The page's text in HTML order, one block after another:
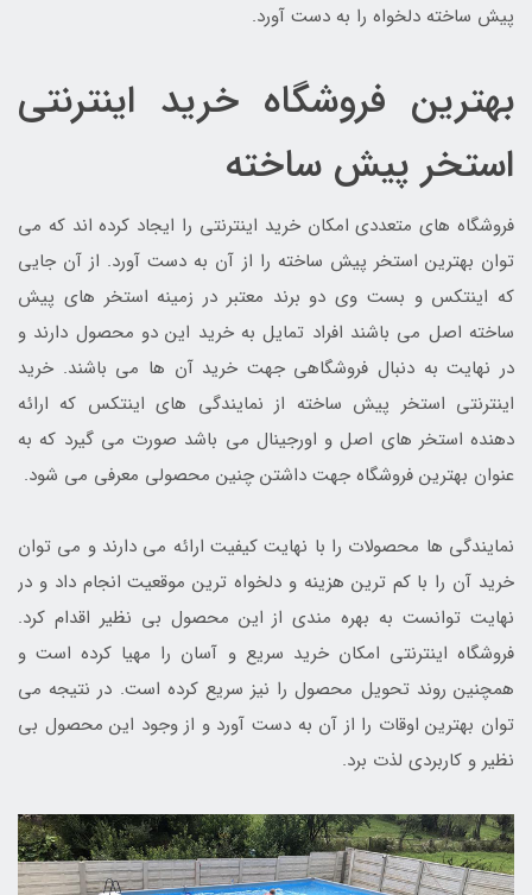
پیش ساخته دلخواه را به دست آورد.
بهترین فروشگاه خرید اینترنتی
استخر پیش ساخته
فروشگاه های متعددی امکان خرید اینترنتی را ایجاد کرده اند که می
توان بهترین استخر پیش ساخته را از آن به دست آورد. از آن جایی
که اینتکس و بست وی دو برند معتبر در زمینه استخر های پیش
ساخته اصل می باشند افراد تمایل به خرید این دو محصول دارند و
در نهایت به دنبال فروشگاهی جهت خرید آن ها می باشند. خرید
اینترنتی استخر پیش ساخته از نمایندگی های اینتکس که ارائه
دهنده استخر های اصل و اورجینال می باشد صورت می گیرد که به
عنوان بهترین فروشگاه جهت داشتن چنین محصولی معرفی می شود.
نمایندگی ها محصولات را با نهایت کیفیت ارائه می دارند و می توان
خرید آن را با کم ترین هزینه و دلخواه ترین موقعیت انجام داد و در
نهایت توانست به بهره مندی از این محصول بی نظیر اقدام کرد.
فروشگاه اینترنتی امکان خرید سریع و آسان را مهیا کرده است و
همچنین روند تحویل محصول را نیز سریع کرده است. در نتیجه می
توان بهترین اوقات را از آن به دست آورد و از وجود این محصول بی
نظیر و کاربردی لذت برد.